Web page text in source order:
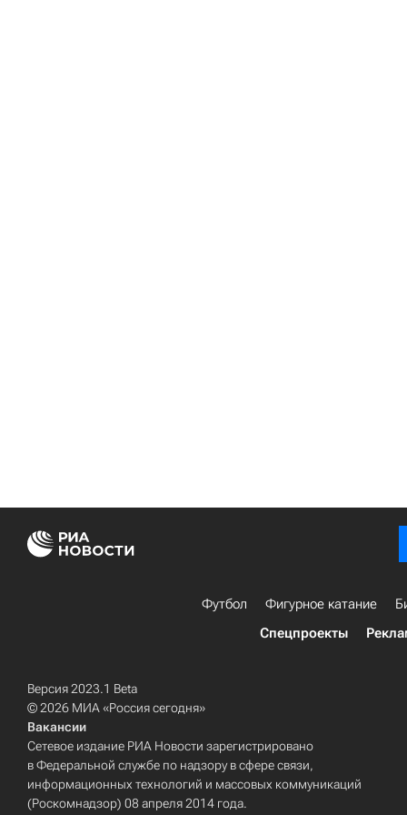
Футбол Фигурное катание
Спецпроекты
Версия 2023.1 Beta
© 2026 МИА «Россия сегодня»
Вакансии
Сетевое издание РИА Новости зарегистрировано
в Федеральной службе по надзору в сфере связи,
информационных технологий и массовых коммуникаций
(Роскомнадзор) 08 апреля 2014 года.